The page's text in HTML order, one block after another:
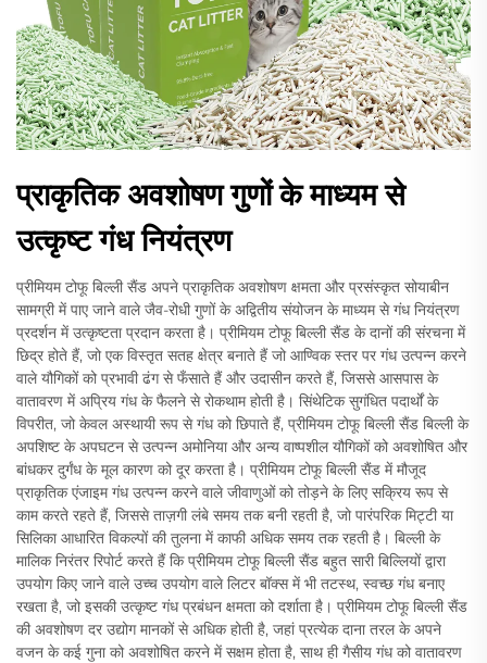
प्राकृतिक अवशोषण गुणों के माध्यम से
उत्कृष्ट गंध नियंत्रण
प्रीमियम टोफू बिल्ली सैंड अपने प्राकृतिक अवशोषण क्षमता और प्रसंस्कृत सोयाबीन
सामग्री में पाए जाने वाले जैव-रोधी गुणों के अद्वितीय संयोजन के माध्यम से गंध नियंत्रण
प्रदर्शन में उत्कृष्टता प्रदान करता है। प्रीमियम टोफू बिल्ली सैंड के दानों की संरचना में
छिद्र होते हैं, जो एक विस्तृत सतह क्षेत्र बनाते हैं जो आण्विक स्तर पर गंध उत्पन्न करने
वाले यौगिकों को प्रभावी ढंग से फँसाते हैं और उदासीन करते हैं, जिससे आसपास के
वातावरण में अप्रिय गंध के फैलने से रोकथाम होती है। सिंथेटिक सुगंधित पदार्थों के
विपरीत, जो केवल अस्थायी रूप से गंध को छिपाते हैं, प्रीमियम टोफू बिल्ली सैंड बिल्ली के
अपशिष्ट के अपघटन से उत्पन्न अमोनिया और अन्य वाष्पशील यौगिकों को अवशोषित और
बांधकर दुर्गंध के मूल कारण को दूर करता है। प्रीमियम टोफू बिल्ली सैंड में मौजूद
प्राकृतिक एंजाइम गंध उत्पन्न करने वाले जीवाणुओं को तोड़ने के लिए सक्रिय रूप से
काम करते रहते हैं, जिससे ताज़गी लंबे समय तक बनी रहती है, जो पारंपरिक मिट्टी या
सिलिका आधारित विकल्पों की तुलना में काफी अधिक समय तक रहती है। बिल्ली के
मालिक निरंतर रिपोर्ट करते हैं कि प्रीमियम टोफू बिल्ली सैंड बहुत सारी बिल्लियों द्वारा
उपयोग किए जाने वाले उच्च उपयोग वाले लिटर बॉक्स में भी तटस्थ, स्वच्छ गंध बनाए
रखता है, जो इसकी उत्कृष्ट गंध प्रबंधन क्षमता को दर्शाता है। प्रीमियम टोफू बिल्ली सैंड
की अवशोषण दर उद्योग मानकों से अधिक होती है, जहां प्रत्येक दाना तरल के अपने
वजन के कई गुना को अवशोषित करने में सक्षम होता है, साथ ही गैसीय गंध को वातावरण